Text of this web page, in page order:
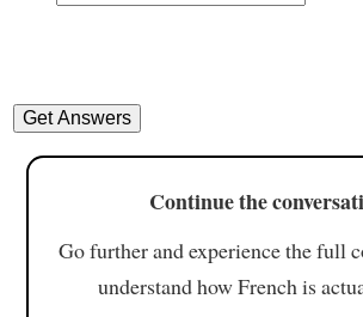
Continue the
Go further and experience the full
understand how French is